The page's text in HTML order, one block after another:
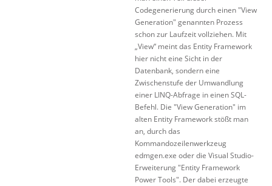
Codegenerierung durch einen "View
Generation" genannten Prozess
schon zur Laufzeit vollziehen. Mit
„View“ meint das Entity Framework
hier nicht eine Sicht in der
Datenbank, sondern eine
Zwischenstufe der Umwandlung
einer LINQ-Abfrage in einen SQL-
Befehl. Die "View Generation" im
alten Entity Framework stößt man
an, durch das
Kommandozeilenwerkzeug
edmgen.exe oder die Visual Studio-
Erweiterung "Entity Framework
Power Tools". Der dabei erzeugte